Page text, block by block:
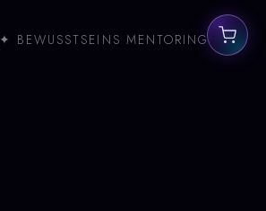
✦ BEWUSSTSEINS MENTORING